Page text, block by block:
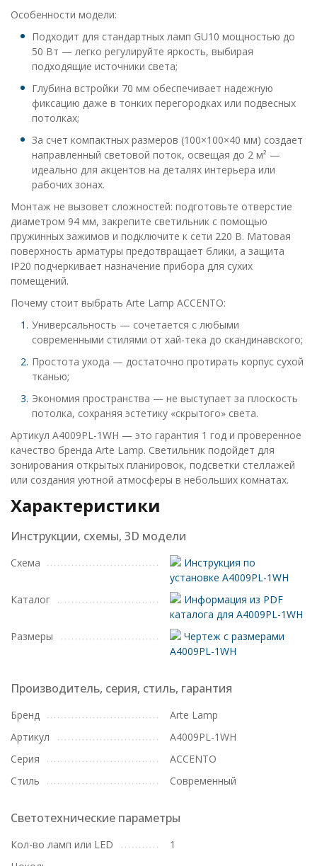
Особенности модели:
Подходит для стандартных ламп GU10 мощностью до
50 Вт — легко регулируйте яркость, выбирая
подходящие источники света;
Глубина встройки 70 мм обеспечивает надежную
фиксацию даже в тонких перегородках или подвесных
потолках;
За счет компактных размеров (100×100×40 мм) создает
направленный световой поток, освещая до 2 м² —
идеально для акцентов на деталях интерьера или
рабочих зонах.
Монтаж не вызовет сложностей: подготовьте отверстие
диаметром 94 мм, закрепите светильник с помощью
пружинных зажимов и подключите к сети 220 В. Матовая
поверхность арматуры предотвращает блики, а защита
IP20 подчеркивает назначение прибора для сухих
помещений.
Почему стоит выбрать Arte Lamp ACCENTO:
Универсальность — сочетается с любыми
современными стилями от хай-тека до скандинавского;
Простота ухода — достаточно протирать корпус сухой
тканью;
Экономия пространства — не выступает за плоскость
потолка, сохраняя эстетику «скрытого» света.
Артикул A4009PL-1WH — это гарантия 1 год и проверенное
качество бренда Arte Lamp. Светильник подойдет для
зонирования открытых планировок, подсветки стеллажей
или создания уютной атмосферы в небольших комнатах.
Характеристики
Инструкции, схемы, 3D модели
Схема
Инструкция по
установке A4009PL-1WH
Каталог
Информация из PDF
каталога для A4009PL-1WH
Размеры
Чертеж с размерами
A4009PL-1WH
Производитель, серия, стиль, гарантия
Бренд
Arte Lamp
Артикул
A4009PL-1WH
Серия
ACCENTO
Стиль
Современный
Светотехнические параметры
Кол-во ламп или LED
1